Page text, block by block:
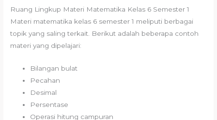
Ruang Lingkup Materi Matematika Kelas 6 Semester 1
Materi matematika kelas 6 semester 1 meliputi berbagai
topik yang saling terkait. Berikut adalah beberapa contoh
materi yang dipelajari:
Bilangan bulat
Pecahan
Desimal
Persentase
Operasi hitung campuran